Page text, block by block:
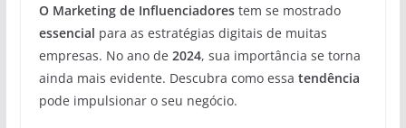
O Marketing de Influenciadorestem se mostrado
essencial para as estratégias digitais de muitas
empresas. No ano de 2024, sua importância se torna
ainda mais evidente. Descubra como essa tendência
pode impulsionar o seu negócio.